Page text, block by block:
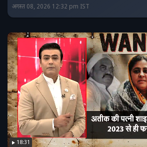
अगस्त 08, 2026 12:32 pm IST
18:31